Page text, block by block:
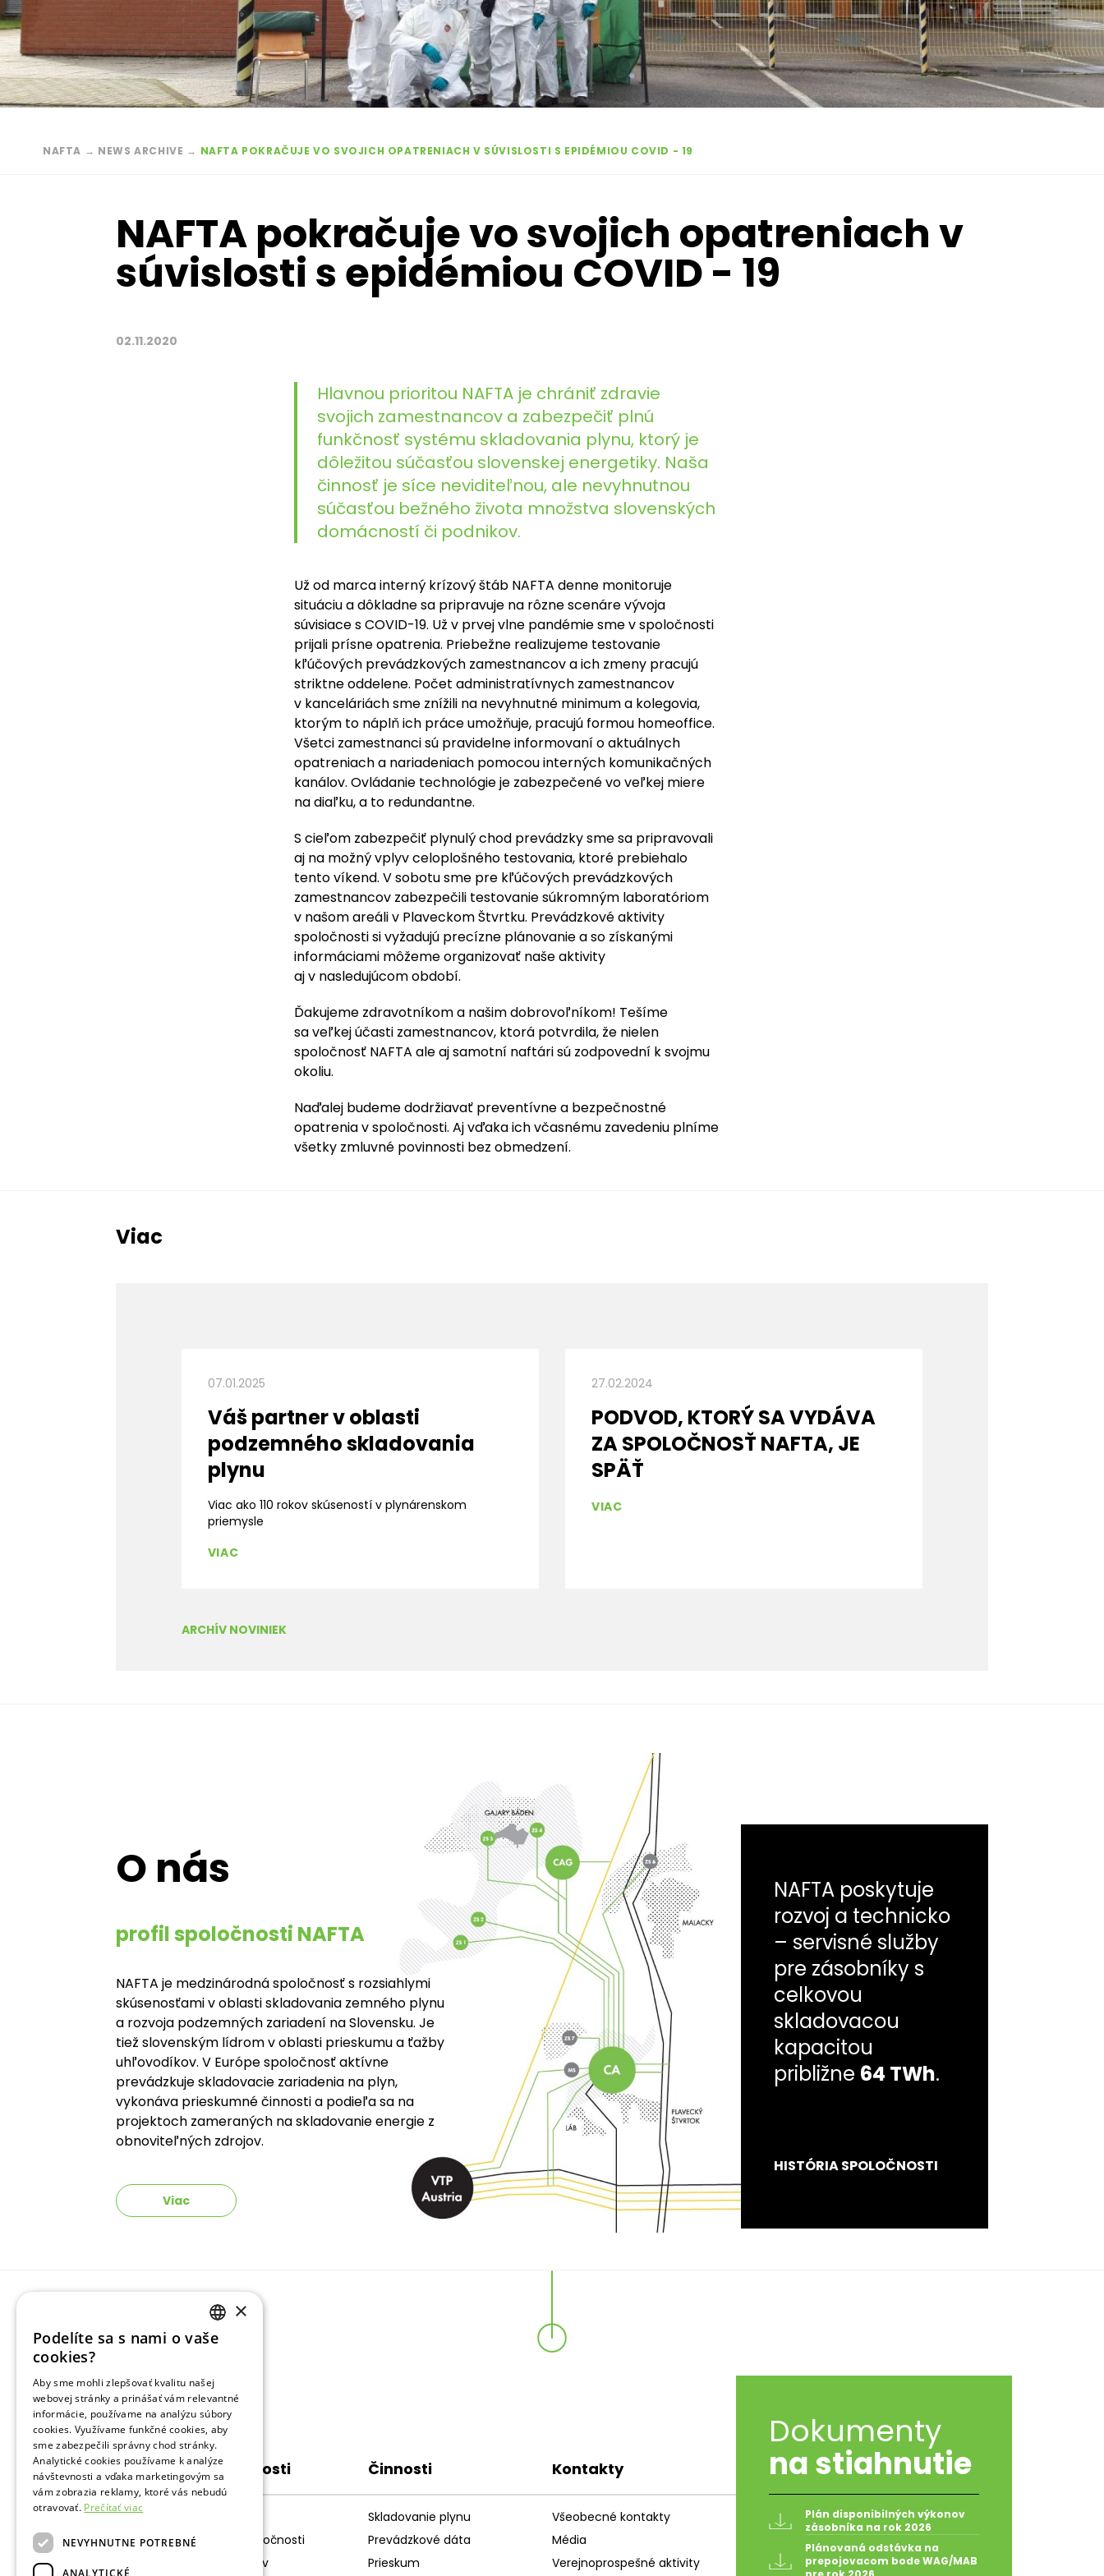
Breadcrumb
NAFTA → NEWS ARCHIVE → NAFTA POKRAČUJE VO SVOJICH OPATRENIACH V SÚVISLOSTI S EPIDÉMIOU COVID - 19
NAFTA pokračuje vo svojich opatreniach v
súvislosti s epidémiou COVID - 19
02.11.2020
Hlavnou prioritou NAFTA je chrániť zdravie
svojich zamestnancov a zabezpečiť plnú
funkčnosť systému skladovania plynu, ktorý je
dôležitou súčasťou slovenskej energetiky. Naša
činnosť je síce neviditeľnou, ale nevyhnutnou
súčasťou bežného života množstva slovenských
domácností či podnikov.
Už od marca interný krízový štáb NAFTA denne monitoruje
situáciu a dôkladne sa pripravuje na rôzne scenáre vývoja
súvisiace s COVID-19. Už v prvej vlne pandémie sme v spoločnosti
prijali prísne opatrenia. Priebežne realizujeme testovanie
kľúčových prevádzkových zamestnancov a ich zmeny pracujú
striktne oddelene. Počet administratívnych zamestnancov
v kanceláriách sme znížili na nevyhnutné minimum a kolegovia,
ktorým to náplň ich práce umožňuje, pracujú formou homeoffice.
Všetci zamestnanci sú pravidelne informovaní o aktuálnych
opatreniach a nariadeniach pomocou interných komunikačných
kanálov. Ovládanie technológie je zabezpečené vo veľkej miere
na diaľku, a to redundantne.
S cieľom zabezpečiť plynulý chod prevádzky sme sa pripravovali
aj na možný vplyv celoplošného testovania, ktoré prebiehalo
tento víkend. V sobotu sme pre kľúčových prevádzkových
zamestnancov zabezpečili testovanie súkromným laboratóriom
v našom areáli v Plaveckom Štvrtku. Prevádzkové aktivity
spoločnosti si vyžadujú precízne plánovanie a so získanými
informáciami môžeme organizovať naše aktivity
aj v nasledujúcom období.
Ďakujeme zdravotníkom a našim dobrovoľníkom! Tešíme
sa veľkej účasti zamestnancov, ktorá potvrdila, že nielen
spoločnosť NAFTA ale aj samotní naftári sú zodpovední k svojmu
okoliu.
Naďalej budeme dodržiavať preventívne a bezpečnostné
opatrenia v spoločnosti. Aj vďaka ich včasnému zavedeniu plníme
všetky zmluvné povinnosti bez obmedzení.
Viac
07.01.2025
Váš partner v oblasti
podzemného skladovania
plynu
Viac ako 110 rokov skúseností v plynárenskom
priemysle
VIAC
27.02.2024
PODVOD, KTORÝ SA VYDÁVA
ZA SPOLOČNOSŤ NAFTA, JE
SPÄŤ
VIAC
ARCHÍV NOVINIEK
O nás
profil spoločnosti NAFTA
NAFTA je medzinárodná spoločnosť s rozsiahlymi
skúsenosťami v oblasti skladovania zemného plynu
a rozvoja podzemných zariadení na Slovensku. Je
tiež slovenským lídrom v oblasti prieskumu a ťažby
uhľovodíkov. V Európe spoločnosť aktívne
prevádzkuje skladovacie zariadenia na plyn,
vykonáva prieskumné činnosti a podieľa sa na
projektoch zameraných na skladovanie energie z
obnoviteľných zdrojov.
Viac
NAFTA poskytuje
rozvoj a technicko
– servisné služby
pre zásobníky s
celkovou
skladovacou
kapacitou
približne 64 TWh.
HISTÓRIA SPOLOČNOSTI
O spoločnosti
Štruktúra spoločnosti
Pre akcionárov
Činnosti
Skladovanie plynu
Prevádzkové dáta
Prieskum
Kontakty
Všeobecné kontakty
Média
Verejnoprospešné aktivity
Dokumenty
na stiahnutie
Plán disponibilných výkonov
zásobníka na rok 2026
Plánovaná odstávka na
prepojovacom bode WAG/MAB
SLOVAK
RUSSIAN
×
Podelíte sa s nami o vaše
cookies?
Aby sme mohli zlepšovať kvalitu našej
webovej stránky a prinášať vám relevantné
informácie, používame na analýzu súbory
cookies. Využívame funkčné cookies, aby
sme zabezpečili správny chod stránky.
Analytické cookies používame k analýze
návštevnosti a vďaka marketingovým sa
vám zobrazia reklamy, ktoré vás nebudú
otravovať. Prečítať viac
NEVYHNUTNE POTREBNÉ
ANALYTICKÉ